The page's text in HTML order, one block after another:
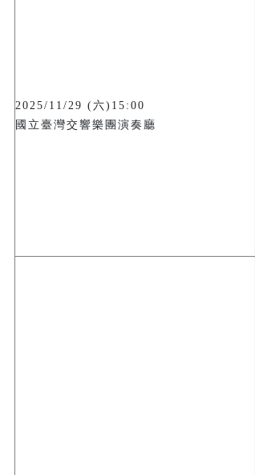
2025/11/29 (六)15:00
國立臺灣交響樂團演奏廳